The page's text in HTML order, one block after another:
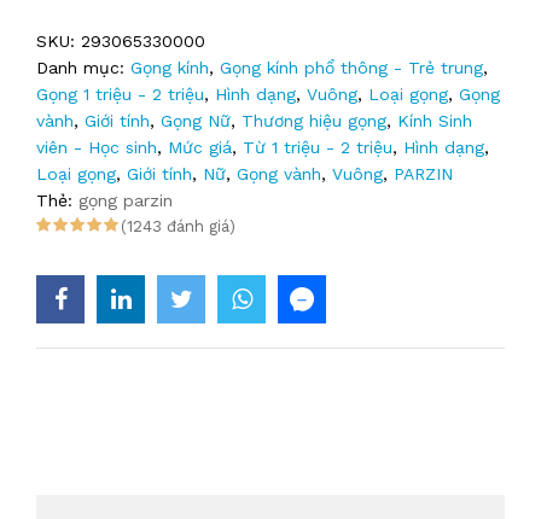
SKU: 293065330000
Danh mục: Gọng kính, Gọng kính phổ thông - Trẻ trung,
Gọng 1 triệu - 2 triệu, Hình dạng, Vuông, Loại gọng, Gọng
vành, Giới tính, Gọng Nữ, Thương hiệu gọng, Kính Sinh
viên - Học sinh, Mức giá, Từ 1 triệu - 2 triệu, Hình dạng,
Loại gọng, Giới tính, Nữ, Gọng vành, Vuông, PARZIN
Thẻ: gọng parzin
(1243 đánh giá)